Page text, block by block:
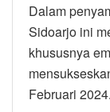
Dalam
Sidoarjo ini
khususnya
Februari 2024.